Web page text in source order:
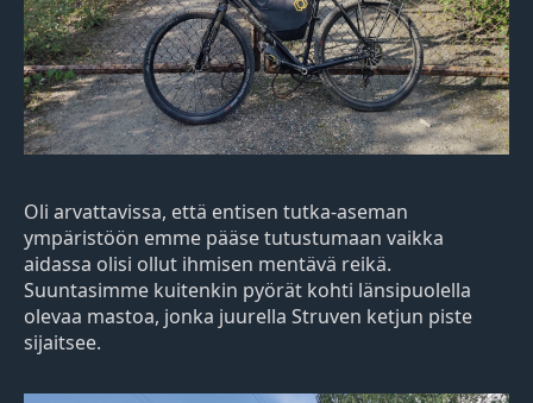
Oli arvattavissa, että entisen tutka-aseman
ympäristöön emme pääse tutustumaan vaikka
aidassa olisi ollut ihmisen mentävä reikä.
Suuntasimme kuitenkin pyörät kohti länsipuolella
olevaa mastoa, jonka juurella Struven ketjun piste
sijaitsee.